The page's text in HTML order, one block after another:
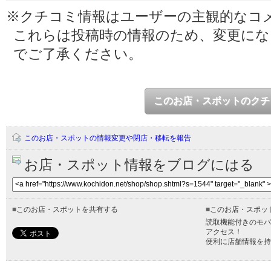
※クチコミ情報はユーザーの主観的なコ
これらは投稿時の情報のため、変更に
でご了承ください。
このお店・スポットのク
このお店・スポットの情報変更や閉店・移転を報告
お店・スポット情報をブログにはる
■ このお店・スポットを共有する ■ このお店・スポ
読取機能付きのモ
アクセス！
便利に店舗情報を